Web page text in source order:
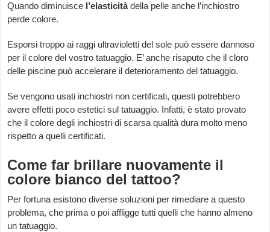
Quando diminuisce l’elasticitàdella pelle anche l’inchiostro
perde colore.
Esporsi troppo ai raggi ultravioletti del sole può essere dannoso
per il colore del vostro tatuaggio. E’ anche risaputo che il cloro
delle piscine può accelerare il deterioramento del tatuaggio.
Se vengono usati inchiostri non certificati, questi potrebbero
avere effetti poco estetici sul tatuaggio. Infatti, è stato provato
che il colore degli inchiostri di scarsa qualità dura molto meno
rispetto a quelli certificati.
Come far brillare nuovamente il
colore bianco del tattoo?
Per fortuna esistono diverse soluzioni per rimediare a questo
problema, che prima o poi affligge tutti quelli che hanno almeno
un tatuaggio.